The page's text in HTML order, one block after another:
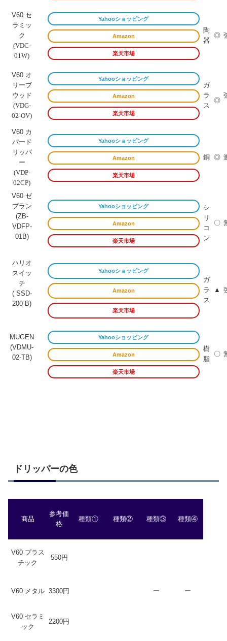
V60 セ
ラミッ
ク
(VDC-
01W)
Yahooショッピング
Amazon
楽天市場
陶
器
◎
V60 オ
リーブ
ウッド
(VDG-
02-OV)
Yahooショッピング
Amazon
楽天市場
ガ
ラ
ス
◎
V60 カ
パード
リッパ
ー
(VDP-
02CP)
Yahooショッピング
Amazon
楽天市場
銅 ◎
V60 ゼ
ブラン
(ZB-
VDFP-
01B)
Yahooショッピング
Amazon
楽天市場
シ
リ
コ
ン
〇
ハリオ
スイッ
チ
( SSD-
200-B)
Yahooショッピング
Amazon
楽天市場
ガ
ラ
ス
▲
MUGEN
(VDMU-
02-TB)
Yahooショッピング
Amazon
楽天市場
樹
脂
〇
ドリッパーの色
商品
参考価
格
種類① 種類② 種類③ 種類④
V60 プラス
チック
550円
V60 メタル 3300円 ー ー
V60 セラミ
ック
2200円